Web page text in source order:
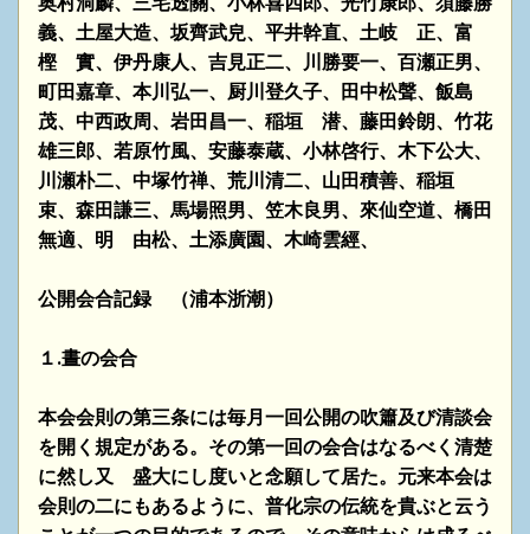
義、土屋大造、坂齊武皃、平井幹直、土岐 正、富
樫 實、伊丹康人、吉見正二、川勝要一、百瀬正男、
町田嘉章、本川弘一、厨川登久子、田中松聲、飯島
茂、中西政周、岩田昌一、稲垣 潜、藤田鈴朗、竹花
雄三郎、若原竹風、安藤泰蔵、小林啓行、木下公大、
川瀬朴二、中塚竹禅、荒川清二、山田積善、稲垣
束、森田謙三、馬場照男、笠木良男、來仙空道、橋田
無適、明 由松、土添廣園、木崎雲經、
公開会合記録 （浦本浙潮）
１.晝の会合
本会会則の第三条には毎月一回公開の吹簫及び清談会
を開く規定がある。その第一回の会合はなるべく清楚
に然し又 盛大にし度いと念願して居た。元来本会は
会則の二にもあるように、普化宗の伝統を貴ぶと云う